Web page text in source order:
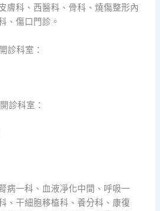
膚科、西醫科、骨科、燒傷整形內
、傷口門診。
診科室：
診科室：
病一科、血液凈化中間、呼吸一
、干細胞移植科、養分科、康復